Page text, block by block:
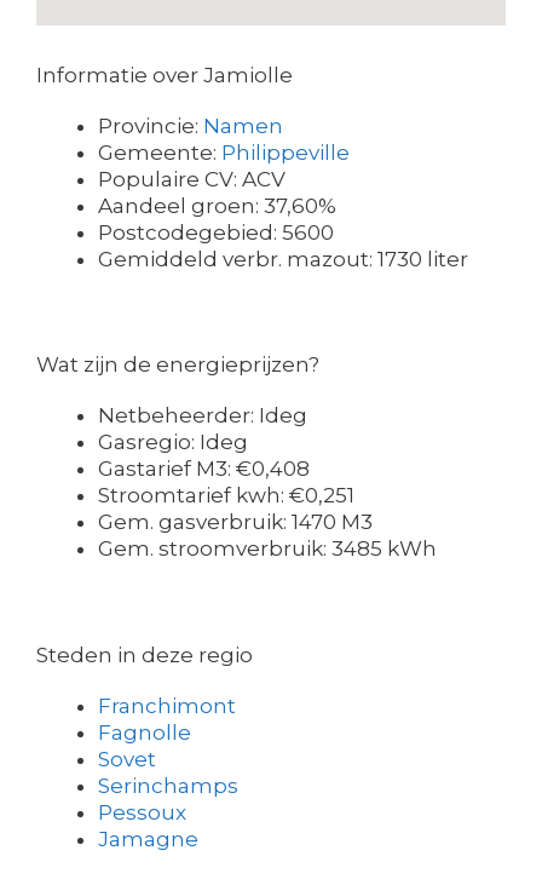
Informatie over Jamiolle
Provincie: Namen
Gemeente: Philippeville
Populaire CV: ACV
Aandeel groen: 37,60%
Postcodegebied: 5600
Gemiddeld verbr. mazout: 1730 liter
Wat zijn de energieprijzen?
Netbeheerder: Ideg
Gasregio: Ideg
Gastarief M3: €0,408
Stroomtarief kwh: €0,251
Gem. gasverbruik: 1470 M3
Gem. stroomverbruik: 3485 kWh
Steden in deze regio
Franchimont
Fagnolle
Sovet
Serinchamps
Pessoux
Jamagne